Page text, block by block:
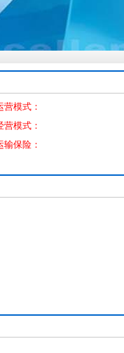
营模式：
营模式：
输保险：